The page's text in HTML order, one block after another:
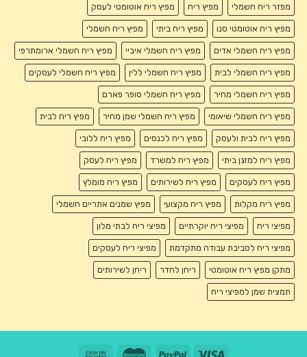
מפזר ריח חשמלי מפיץ ריח מפיץ ריח אוטומטי לעסק
מפיץ ריח אוטומטי סנו מפיץ ריח ביתי מפיץ ריח חשמלי
מפיץ ריח חשמלי אדים מפיץ ריח חשמלי איביי מפיץ ריח חשמלי ארומתרפי
מפיץ ריח חשמלי לבית מפיץ ריח חשמלי ללין מפיץ ריח חשמלי לעסקים
מפיץ ריח חשמלי מחיר מפיץ ריח חשמלי סופר פארם
מפיץ ריח חשמלי שיאומי מפיץ ריח חשמלי שמן מחיר מפיץ ריח לבית
מפיץ ריח לבית ולעסק מפיץ ריח לכנסים מפיץ ריח ללובי
מפיץ ריח למזגן ביתי מפיץ ריח למשרד מפיץ ריח לעסק
מפיץ ריח לעסקים מפיץ ריח לשירותים מפיץ ריח מומלץ
מפיץ ריח מקלות מפיץ ריח מקצועי מפיץ שמנים אתריים חשמלי
מפיצי ריח מפיצי ריח יוקרתיים מפיצי ריח לבתי מלון
מפיצי ריח לסביבת עבודה מתקדמת מפיצי ריח לעסקים
מתקן מפיץ ריח אוטומטי ריחן לחדר ריחן לשירותים
תמצית שמן למפיצי ריח